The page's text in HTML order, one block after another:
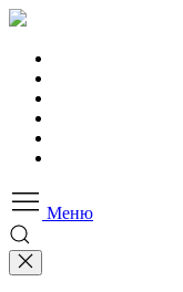
Меню